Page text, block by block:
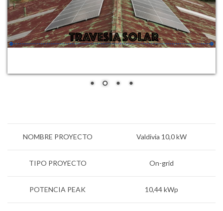
NOMBRE PROYECTO Valdivia 10,0 kW
TIPO PROYECTO On-grid
POTENCIA PEAK 10,44 kWp